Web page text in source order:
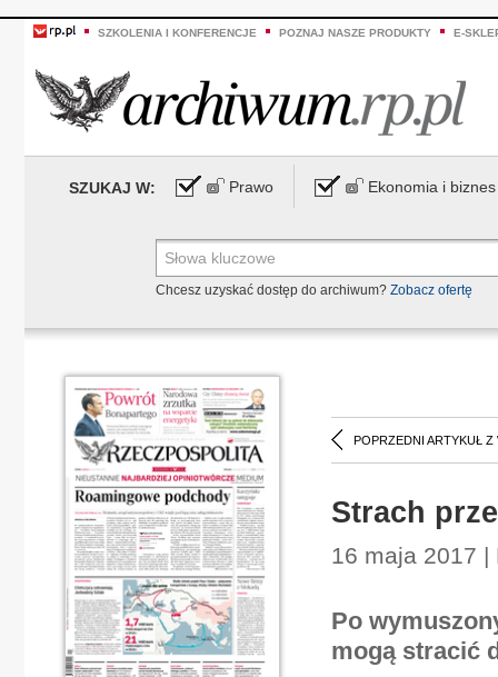
SZKOLENIA I KONFERENCJE POZNAJ NASZE PRODUKTY E-
SZUKAJ W: Prawo Ekonomia i biznes
Chcesz uzyskać dostęp do archiwum? Zobacz ofertę
POPRZEDNI ARTYKUŁ Z
Strach
16 maja 2017 |
Po
mogą stracić